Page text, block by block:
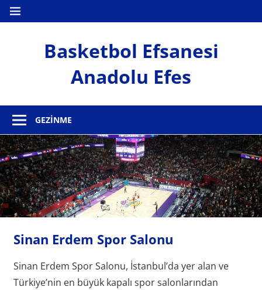
İçeriğe
geç MENÜ
Basketbol Efsanesi
Anadolu Efes
Efes
Sitesi
GEZINME
Sinan Erdem Spor Salonu
Sinan Erdem Spor Salonu, İstanbul’da yer alan ve
Türkiye’nin en büyük kapalı spor salonlarından